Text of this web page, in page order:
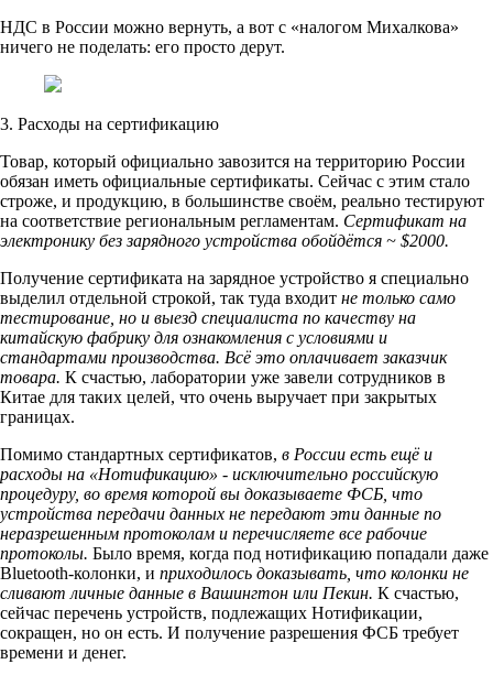
НДС в России можно вернуть, а вот с «налогом Михалкова»
ничего не поделать: его просто дерут.
3. Расходы на сертификацию
Товар, который официально завозится на территорию России
обязан иметь официальные сертификаты. Сейчас с этим стало
строже, и продукцию, в большинстве своём, реально тестируют
на соответствие региональным регламентам. Сертификат на
электронику без зарядного устройства обойдётся ~ $2000.
Получение сертификата на зарядное устройство я специально
выделил отдельной строкой, так туда входит не только само
тестирование, но и выезд специалиста по качеству на
китайскую фабрику для ознакомления с условиями и
стандартами производства. Всё это оплачивает заказчик
товара. К счастью, лаборатории уже завели сотрудников в
Китае для таких целей, что очень выручает при закрытых
границах.
Помимо стандартных сертификатов, в России есть ещё и
расходы на «Нотификацию» - исключительно российскую
процедуру, во время которой вы доказываете ФСБ, что
устройства передачи данных не передают эти данные по
неразрешенным протоколам и перечисляете все рабочие
протоколы. Было время, когда под нотификацию попадали даже
Bluetooth-колонки, и приходилось доказывать, что колонки не
сливают личные данные в Вашингтон или Пекин. К счастью,
сейчас перечень устройств, подлежащих Нотификации,
сокращен, но он есть. И получение разрешения ФСБ требует
времени и денег.